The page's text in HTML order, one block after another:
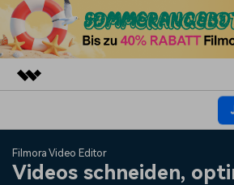
Dienstprogramme
Business
Produkte
Filmora Video Editor
Videos schneiden,